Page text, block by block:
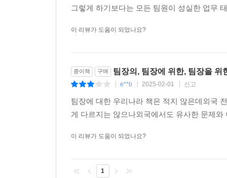
그렇게 하기보다는 모든 팀원이 성실한 업무
이 리뷰가 도움이 되었나요?
종이책 구매 팀장의, 팀장에 위한, 팀장을 위
e**b 2025-02-01 신고
팀장에 대한 우리나라 책은 적지 않은데외국
게 다르지는 않으나외국에서도 유사한 문제
이 리뷰가 도움이 되었나요?
1